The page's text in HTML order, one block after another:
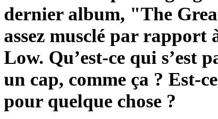
dernier album, "The
assez musclé par rapport
Low. Qu’est-ce qui s’est
un cap, comme ça ? Est-
pour quelque chose ?